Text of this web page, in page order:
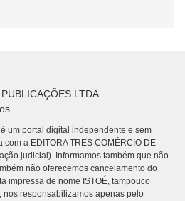
LTDA
um portal digital independente e sem
a EDITORA TRES COMÉRCIO DE
judicial). Informamos também que não
não oferecemos cancelamento do
impressa de nome ISTOÉ, tampouco
nos responsabilizamos apenas pelo